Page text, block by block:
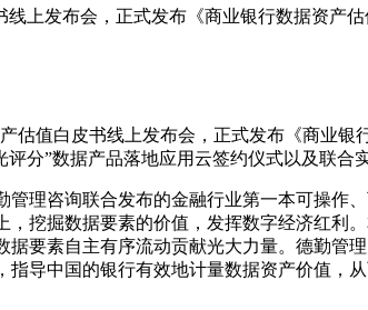
上发布会，正式发布《商业银行数据资产估
估值白皮书线上发布会，正式发布《商业
分”数据产品落地应用云签约仪式以及联合
理咨询联合发布的金融行业第一本可操作
挖掘数据要素的价值，发挥数字经济红利
要素自主有序流动贡献光大力量。德勤管
导中国的银行有效地计量数据资产价值，